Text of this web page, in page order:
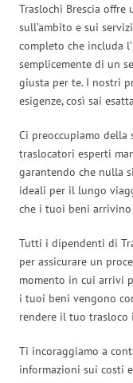
Traslochi Brescia
sull’ambito e sui
completo che includa
semplicemente di un
giusta per te. I nostri
esigenze, così sai
Ci preoccupiamo della
traslocatori esperti
garantendo che nulla
ideali per il lungo
che i tuoi beni
Tutti i dipendenti di
per assicurare un
momento in cui arrivi
i tuoi beni vengono
rendere il tuo trasloco
Ti incoraggiamo a
informazioni sui costi